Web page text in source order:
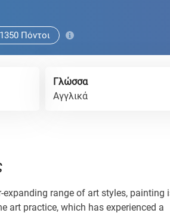
1350 Πόντοι
Γλώσσα
Αγγλικά
range of art styles, painting
art practice, which has experienced a